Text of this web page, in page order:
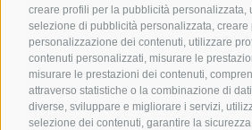
creare profili per la pubblicità personalizzata,
selezione di pubblicità personalizzata, creare
personalizzazione dei contenuti, utilizzare
contenuti personalizzati, misurare le
misurare le prestazioni dei contenuti,
attraverso statistiche o la combinazione di
diverse, sviluppare e migliorare i servizi,
selezione dei contenuti, garantire la